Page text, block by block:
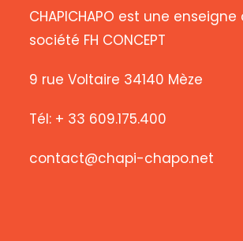
CHAPICHAPO est une
société FH CONCEPT
9 rue Voltaire 34140 Mèze
Tél: + 33 609.175.400
contact@chapi-chapo.net